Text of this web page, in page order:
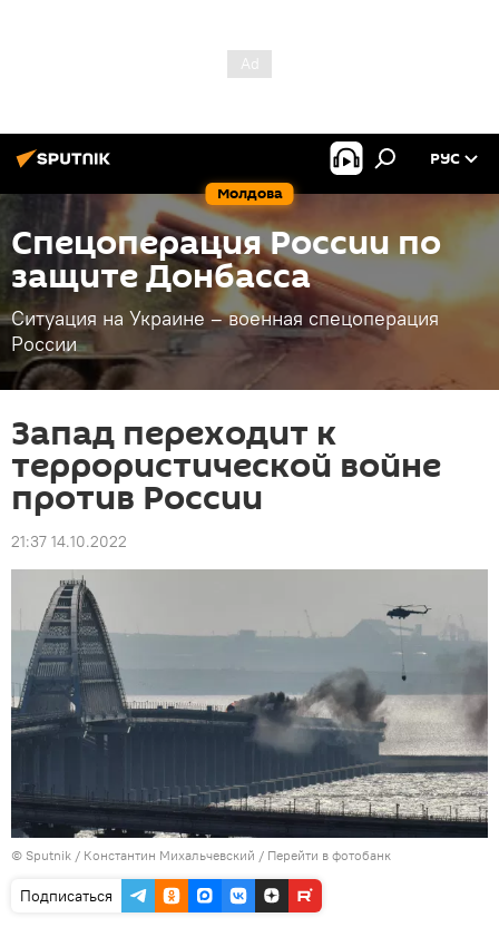
Молдова
РУС
Спецоперация России по
защите Донбасса
Ситуация на Украине – военная спецоперация
России
Запад переходит к
террористической войне
против России
21:37 14.10.2022
© Sputnik / Константин Михальчевский / Перейти в фотобанк
Подписаться